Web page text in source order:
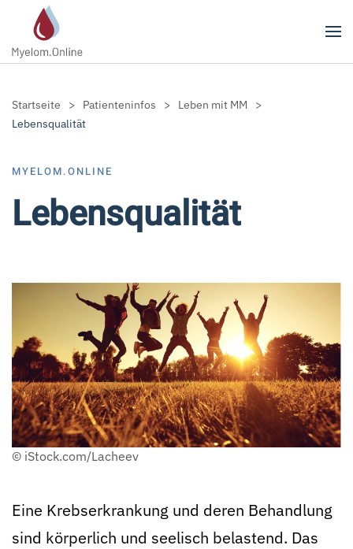
Zum Hauptinhalt springen
Startseite Patienteninfos
Leben mit MM
Lebensqualität
MYELOM.ONLINE
Lebensqualität
© iStock.com/Lacheev
Eine Krebserkrankung und deren Behandlung
sind körperlich und seelisch belastend. Das